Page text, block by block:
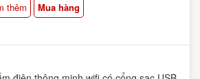
thêm Mua hàng